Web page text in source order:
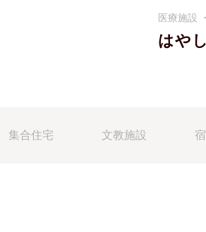
医療施設
はや
集合住宅 文教施設